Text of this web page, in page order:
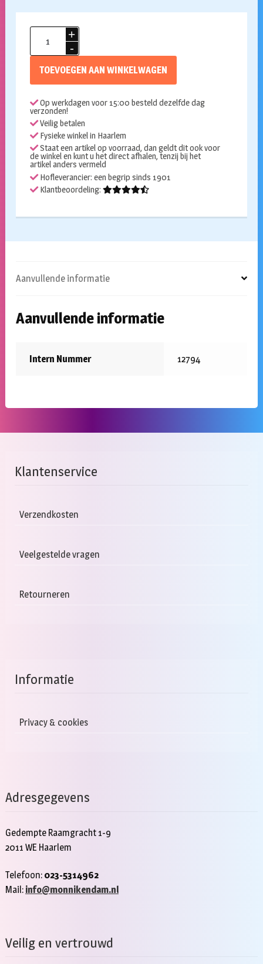
liquid
aantal
TOEVOEGEN AAN WINKELWAGEN
Op werkdagen voor 15:00 besteld dezelfde dag
verzonden!
Veilig betalen
Fysieke winkel in Haarlem
Staat een artikel op voorraad, dan geldt dit ook voor
de winkel en kunt u het direct afhalen, tenzij bij het
artikel anders vermeld
Hofleverancier: een begrip sinds 1901
Klantbeoordeling:
Aanvullende informatie
Aanvullende informatie
Intern Nummer 12794
Klantenservice
Verzendkosten
Veelgestelde vragen
Retourneren
Informatie
Privacy & cookies
Adresgegevens
Gedempte Raamgracht 1-9
2011 WE Haarlem
Telefoon: 023-5314962
Mail: info@monnikendam.nl
Veilig en vertrouwd